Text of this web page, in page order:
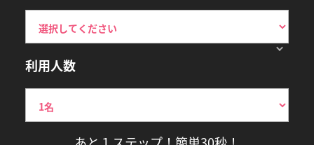
利用人数